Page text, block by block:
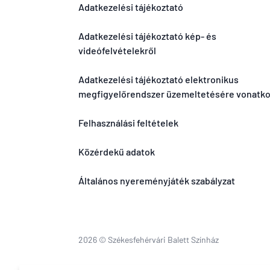
Adatkezelési tájékoztató
Adatkezelési tájékoztató kép- és
videófelvételekről
Adatkezelési tájékoztató elektronikus
megfigyelőrendszer üzemeltetésére
Felhasználási feltételek
Közérdekű adatok
Általános nyereményjáték szabályzat
2026 © Székesfehérvári Balett Színház